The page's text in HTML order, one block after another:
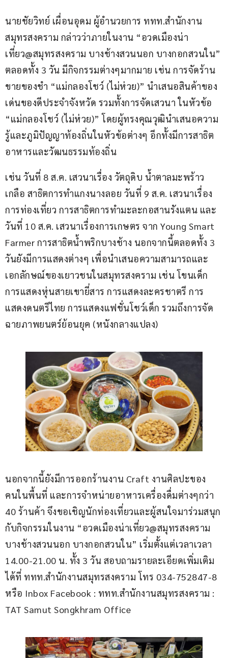
นายชัยวิทย์ เผื่อนอุดม ผู้อำนวยการ ททท.สำนักงาน
สมุทรสงคราม กล่าวว่าภายในงาน “อวดเมืองน่า
เที่ยว@สมุทรสงคราม บางช้างสวนนอก บางกอกสวนใน”
ตลอดทั้ง 3 วัน มีกิจกรรมต่างๆมากมาย เช่น การจัดร้าน
ขายของชำ “แม่กลองโชว์ (ไม่ห่วย)” นำเสนอสินค้าของ
เด่นของดีประจำจังหวัด รวมทั้งการจัดเสวนา ในหัวข้อ
“แม่กลองโชว์ (ไม่ห่วย)” โดยผู้ทรงคุณวุฒินำเสนอความ
รู้และภูมิปัญญาท้องถิ่นในหัวข้อต่างๆ อีกทั้งมีการสาธิต
อาหารและวัฒนธรรมท้องถิ่น
เช่น วันที่ 8 ส.ค. เสวนาเรื่อง วัตถุดิบ น้ำตาลมะพร้าว
เกลือ สาธิตการทำแกงนางลอย วันที่ 9 ส.ค. เสวนาเรื่อง
การท่องเที่ยว การสาธิตการทำมะละกอสานรังแตน และ
วันที่ 10 ส.ค. เสวนาเรื่องการเกษตร จาก Young Smart
Farmer การสาธิตน้ำพริกบางช้าง นอกจากนี้ตลอดทั้ง 3
วันยังมีการแสดงต่างๆ เพื่อนำเสนอความสามารถและ
เอกลักษณ์ของเยาวชนในสมุทรสงคราม เช่น โขนเด็ก
การแสดงหุ่นสายเขายี่สาร การแสดงละครชาตรี การ
แสดงดนตรีไทย การแสดงแฟชั่นโชว์เด็ก รวมถึงการจัด
ฉายภาพยนตร์ย้อนยุค (หนังกลางแปลง)
นอกจากนี้ยังมีการออกร้านงาน Craft งานศิลปะของ
คนในพื้นที่ และการจำหน่ายอาหารเครื่องดื่มต่างๆกว่า
40 ร้านค้า จึงขอเชิญนักท่องเที่ยวและผู้สนใจมาร่วมสนุก
กับกิจกรรมในงาน “อวดเมืองน่าเที่ยว@สมุทรสงคราม
บางช้างสวนนอก บางกอกสวนใน” เริ่มตั้งแต่เวลาเวลา
14.00-21.00 น. ทั้ง 3 วัน สอบถามรายละเอียดเพิ่มเติม
ได้ที่ ททท.สำนักงานสมุทรสงคราม โทร 034-752847-8
หรือ Inbox Facebook : ททท.สำนักงานสมุทรสงคราม :
TAT Samut Songkhram Office